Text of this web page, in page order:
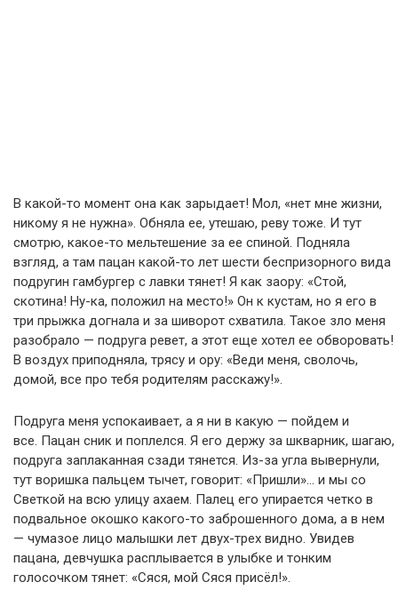
В какой-то момент она как зарыдает! Мол, «нет мне жизни,
никому я не нужна». Обняла ее, утешаю, реву тоже. И тут
смотрю, какое-то мельтешение за ее спиной. Подняла
взгляд, а там пацан какой-то лет шести беспризорного вида
подругин гамбургер с лавки тянет! Я как заору: «Стой,
скотина! Ну-ка, положил на место!» Он к кустам, но я его в
три прыжка догнала и за шиворот схватила. Такое зло меня
разобрало — подруга ревет, а этот еще хотел ее обворовать!
В воздух приподняла, трясу и ору: «Веди меня, сволочь,
домой, все про тебя родителям расскажу!».
Подруга меня успокаивает, а я ни в какую — пойдем и
все. Пацан сник и поплелся. Я его держу за шкварник, шагаю,
подруга заплаканная сзади тянется. Из-за угла вывернули,
тут воришка пальцем тычет, говорит: «Пришли»… и мы со
Светкой на всю улицу ахаем. Палец его упирается четко в
подвальное окошко какого-то заброшенного дома, а в нем
— чумазое лицо малышки лет двух-трех видно. Увидев
пацана, девчушка расплывается в улыбке и тонким
голосочком тянет: «Сяся, мой Сяся присёл!».